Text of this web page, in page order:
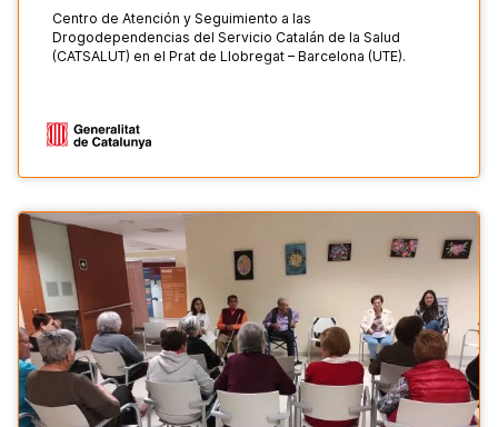
Centro de Atención y Seguimiento a las
Drogodependencias del Servicio Catalán de la Salud
(CATSALUT) en el Prat de Llobregat – Barcelona (UTE).